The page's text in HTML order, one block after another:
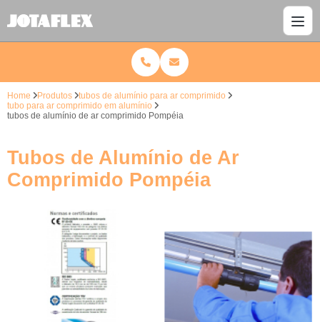
Home Produtos
tubos de alumínio para ar comprimido
tubo para ar comprimido em alumínio
tubos de alumínio de ar comprimido Pompéia
Tubos de Alumínio de Ar
Comprimido Pompéia